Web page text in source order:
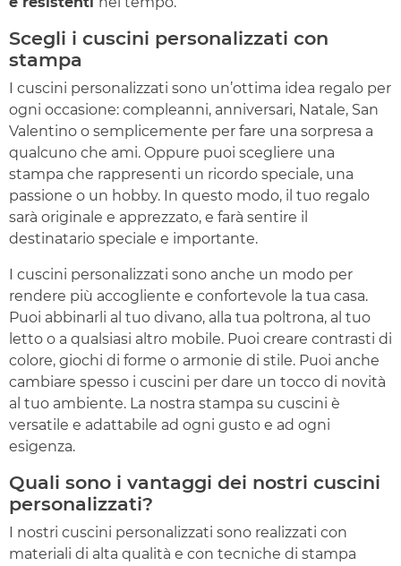
Scegli i cuscini personalizzati con
stampa
I cuscini personalizzati sono un’ottima idea regalo per
ogni occasione: compleanni, anniversari, Natale, San
Valentino o semplicemente per fare una sorpresa a
qualcuno che ami. Oppure puoi scegliere una
stampa che rappresenti un ricordo speciale, una
passione o un hobby. In questo modo, il tuo regalo
sarà originale e apprezzato, e farà sentire il
destinatario speciale e importante.
I cuscini personalizzati sono anche un modo per
rendere più accogliente e confortevole la tua casa.
Puoi abbinarli al tuo divano, alla tua poltrona, al tuo
letto o a qualsiasi altro mobile. Puoi creare contrasti di
colore, giochi di forme o armonie di stile. Puoi anche
cambiare spesso i cuscini per dare un tocco di novità
al tuo ambiente. La nostra stampa su cuscini è
versatile e adattabile ad ogni gusto e ad ogni
esigenza.
Quali sono i vantaggi dei nostri cuscini
personalizzati?
I nostri cuscini personalizzati sono realizzati con
materiali di alta qualità e con tecniche di stampa